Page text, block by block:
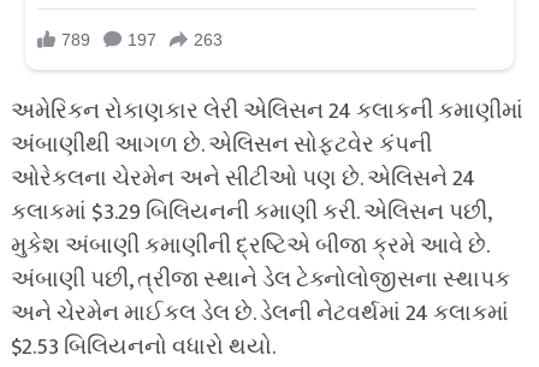
અમેરિકન રોકાણકાર લેરી એલિસન 24 કલાકની કમાણીમાં
અંબાણીથી આગળ છે. એલિસન સોફ્ટવેર કંપની
ઓરેકલના ચેરમેન અને સીટીઓ પણ છે. એલિસને 24
કલાકમાં $3.29 બિલિયનની કમાણી કરી. એલિસન પછી,
મુકેશ અંબાણી કમાણીની દ્રષ્ટિએ બીજા ક્રમે આવે છે.
અંબાણી પછી, ત્રીજા સ્થાને ડેલ ટેક્નોલોજીસના સ્થાપક
અને ચેરમેન માઈકલ ડેલ છે. ડેલની નેટવર્થમાં 24 કલાકમાં
$2.53 બિલિયનનો વધારો થયો.